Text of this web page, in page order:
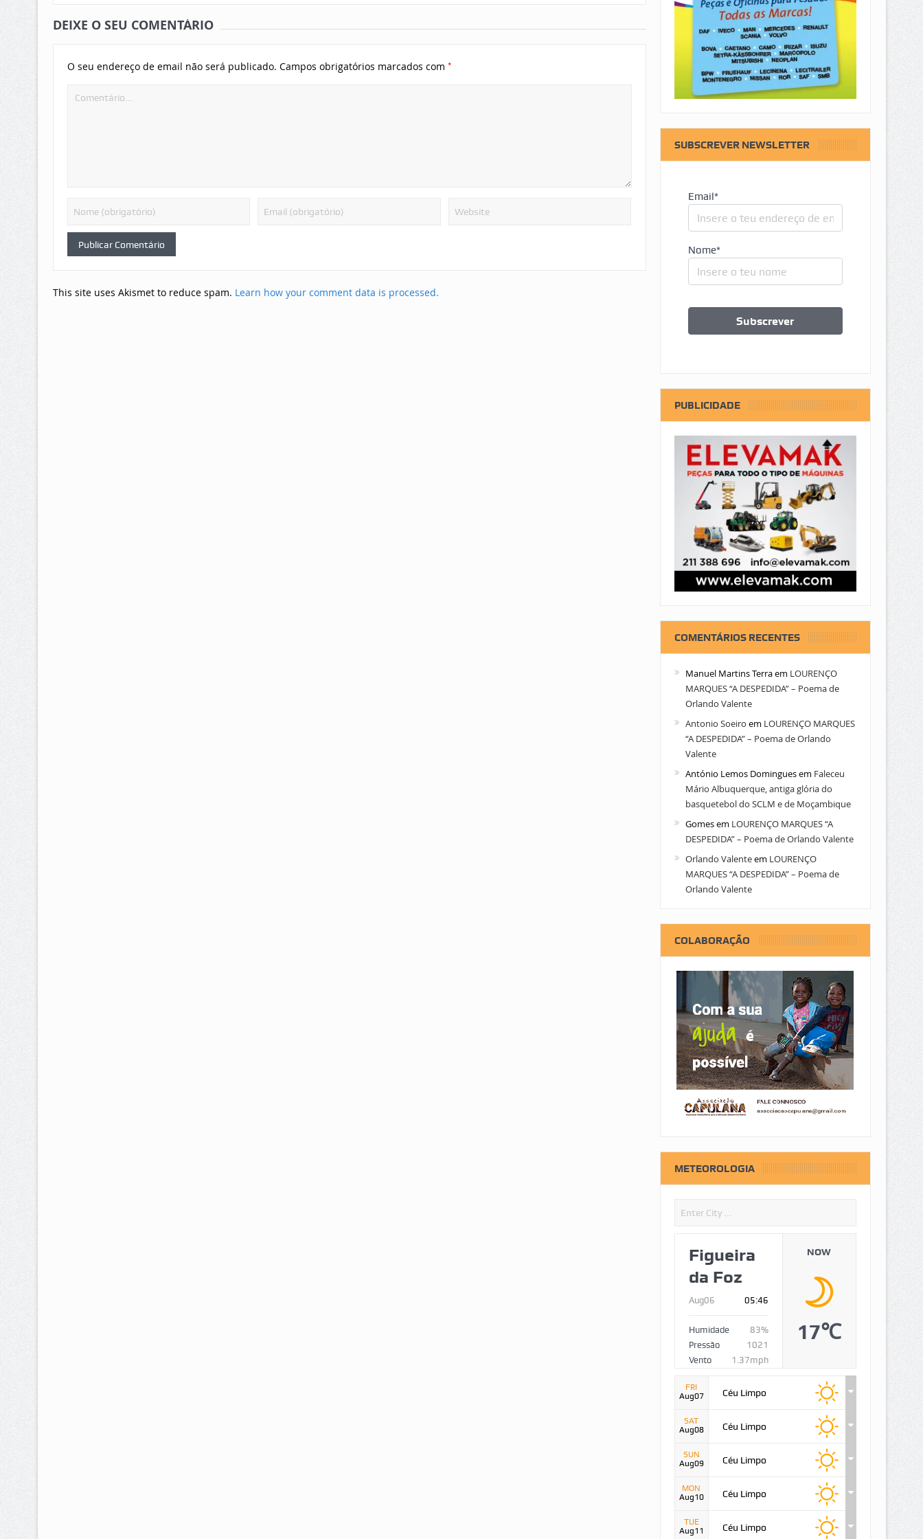
DEIXE O SEU COMENTÁRIO
O seu endereço de email não será publicado. Campos obrigatórios marcados com *
This site uses Akismet to reduce spam. Learn how your comment data is processed.
SUBSCREVER NEWSLETTER
Email*
Nome*
PUBLICIDADE
COMENTÁRIOS RECENTES
Manuel Martins Terraem LOURENÇO
MARQUES “A DESPEDIDA” – Poema de
Orlando Valente
Antonio Soeiro em LOURENÇO MARQUES
“A DESPEDIDA” – Poema de Orlando
Valente
António Lemos Dominguesem Faleceu
Mário Albuquerque, antiga glória do
basquetebol do SCLM e de Moçambique
Gomesem LOURENÇO MARQUES “A
DESPEDIDA” – Poema de Orlando Valente
Orlando Valenteem LOURENÇO
MARQUES “A DESPEDIDA” – Poema de
Orlando Valente
COLABORAÇÃO
METEOROLOGIA
Figueira
da Foz
Aug06 05:46
Humidade
83%
Pressão
1021
Vento
1.37mph
NOW
17℃
FRI
Aug07
Céu Limpo
SAT
Aug08
Céu Limpo
SUN
Aug09
Céu Limpo
MON
Aug10
Céu Limpo
TUE
Aug11
Céu Limpo